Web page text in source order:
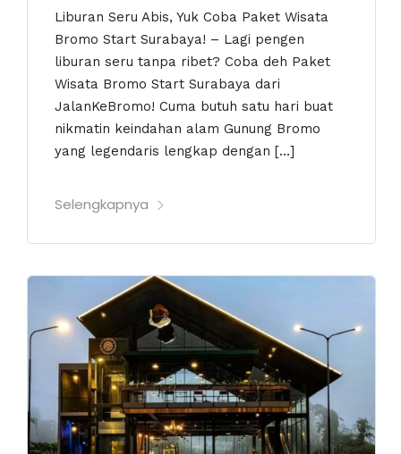
Liburan Seru Abis, Yuk Coba Paket Wisata
Bromo Start Surabaya! – Lagi pengen
liburan seru tanpa ribet? Coba deh Paket
Wisata Bromo Start Surabaya dari
JalanKeBromo! Cuma butuh satu hari buat
nikmatin keindahan alam Gunung Bromo
yang legendaris lengkap dengan […]
Selengkapnya